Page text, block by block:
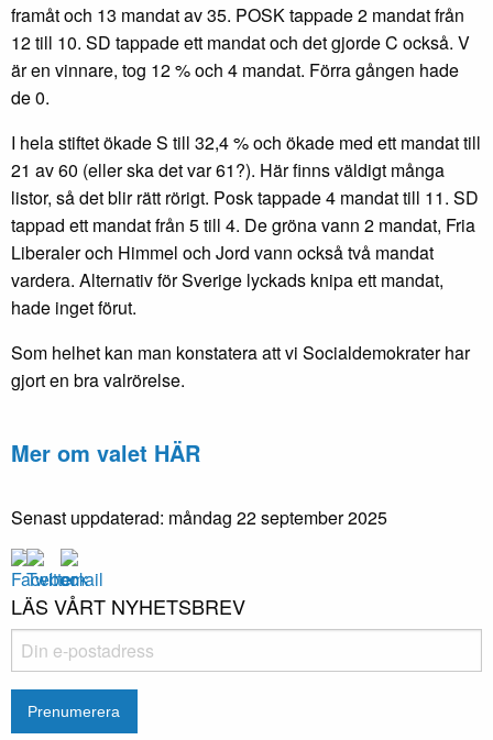
framåt och 13 mandat av 35. POSK tappade 2 mandat från
12 till 10. SD tappade ett mandat och det gjorde C också. V
är en vinnare, tog 12 % och 4 mandat. Förra gången hade
de 0.
I hela stiftet ökade S till 32,4 % och ökade med ett mandat till
21 av 60 (eller ska det var 61?). Här finns väldigt många
listor, så det blir rätt rörigt. Posk tappade 4 mandat till 11. SD
tappad ett mandat från 5 till 4. De gröna vann 2 mandat, Fria
Liberaler och Himmel och Jord vann också två mandat
vardera. Alternativ för Sverige lyckads knipa ett mandat,
hade inget förut.
Som helhet kan man konstatera att vi Socialdemokrater har
gjort en bra valrörelse.
Mer om valet HÄR
Senast uppdaterad: måndag 22 september 2025
LÄS VÅRT NYHETSBREV